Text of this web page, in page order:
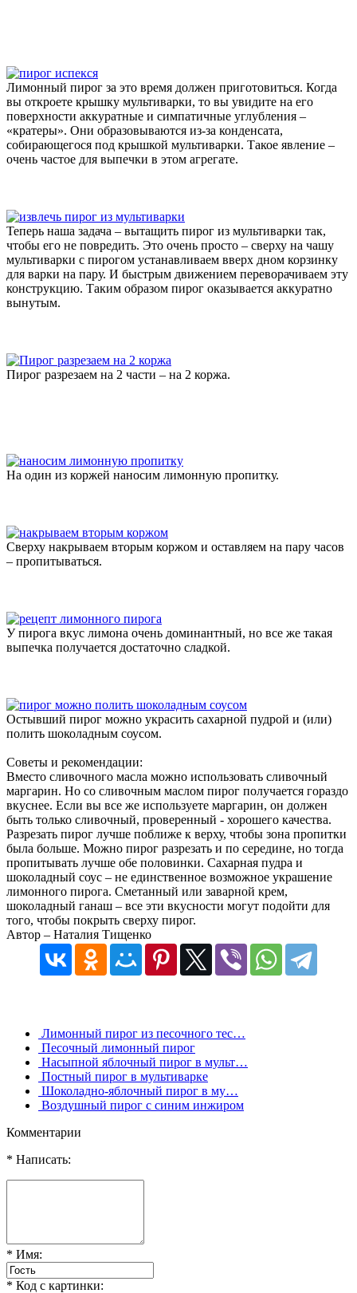
Лимонный пирог за это время должен приготовиться. Когда
вы откроете крышку мультиварки, то вы увидите на его
поверхности аккуратные и симпатичные углубления –
«кратеры». Они образовываются из-за конденсата,
собирающегося под крышкой мультиварки. Такое явление –
очень частое для выпечки в этом агрегате.
Теперь наша задача – вытащить пирог из мультиварки так,
чтобы его не повредить. Это очень просто – сверху на чашу
мультиварки с пирогом устанавливаем вверх дном корзинку
для варки на пару. И быстрым движением переворачиваем эту
конструкцию. Таким образом пирог оказывается аккуратно
вынутым.
Пирог разрезаем на 2 части – на 2 коржа.
На один из коржей наносим лимонную пропитку.
Сверху накрываем вторым коржом и оставляем на пару часов
– пропитываться.
У пирога вкус лимона очень доминантный, но все же такая
выпечка получается достаточно сладкой.
Остывший пирог можно украсить сахарной пудрой и (или)
полить шоколадным соусом.
Советы и рекомендации:
Вместо сливочного масла можно использовать сливочный
маргарин. Но со сливочным маслом пирог получается гораздо
вкуснее. Если вы все же используете маргарин, он должен
быть только сливочный, проверенный - хорошего качества.
Разрезать пирог лучше поближе к верху, чтобы зона пропитки
была больше. Можно пирог разрезать и по середине, но тогда
пропитывать лучше обе половинки. Сахарная пудра и
шоколадный соус – не единственное возможное украшение
лимонного пирога. Сметанный или заварной крем,
шоколадный ганаш – все эти вкусности могут подойти для
того, чтобы покрыть сверху пирог.
Автор – Наталия Тищенко
Лимонный пирог из песочного тес…
Песочный лимонный пирог
Насыпной яблочный пирог в мульт…
Постный пирог в мультиварке
Шоколадно-яблочный пирог в му…
Воздушный пирог с синим инжиром
Комментарии
* Написать:
* Имя:
* Код с картинки: